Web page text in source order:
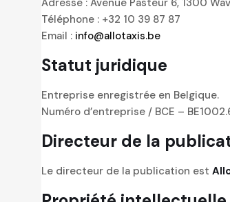
Adresse : Avenue Pasteur 6, 1300
Téléphone : +32 10 39 87 87
Email : info@allotaxis.be
Statut juridique
Entreprise enregistrée en Belgique.
Numéro d’entreprise / BCE –
Directeur de la
Le directeur de la publication est